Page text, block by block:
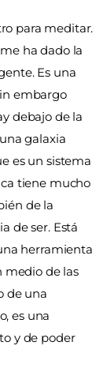
para meditar.
ha dado la
Es una
embargo
debajo de la
galaxia
es un sistema
tiene mucho
de la
de ser. Está
herramienta
medio de las
de una
es una
y de poder